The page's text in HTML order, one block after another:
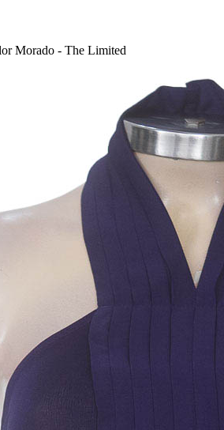
Morado - The Limited